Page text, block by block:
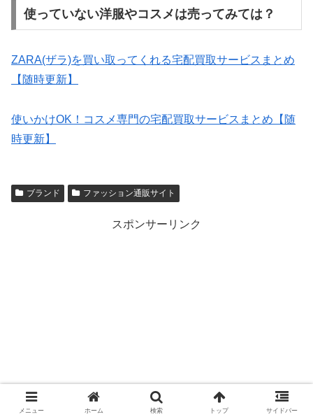
使っていない洋服やコスメは売ってみては？
ZARA(ザラ)を買い取ってくれる宅配買取サービスまとめ
【随時更新】
使いかけOK！コスメ専門の宅配買取サービスまとめ【随
時更新】
ブランド ファッション通販サイト
スポンサーリンク
メニュー ホーム 検索 トップ サイドバー